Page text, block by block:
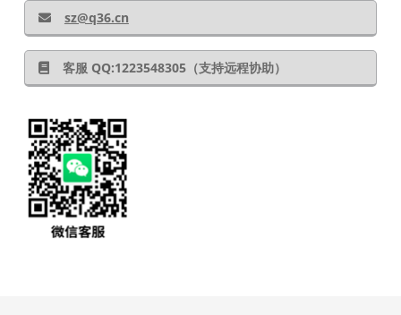
sz@q36.cn
客服 QQ:1223548305（支持远程协助）